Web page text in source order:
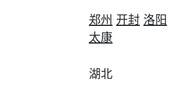
郑州 开封 洛阳
太康
湖北